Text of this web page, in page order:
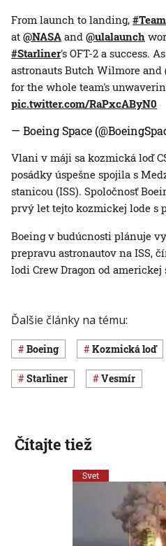
From launch to landing,
at @NASA and @ulalaunch
#Starliner's OFT-2 a success.
astronauts Butch Wilmore and
for the whole team's
pic.twitter.com/RaPxcAByN0
— Boeing Space
Vlani v máji sa kozmická loď
posádky úspešne spojila s
stanicou (ISS). Spoločnosť
prvý let tejto kozmickej lode s
Boeing v budúcnosti plánuje
prepravu astronautov na ISS,
lodi Crew Dragon od americkej
Ďalšie články na tému:
Boeing kozmická loď
Starliner vesmír
Čítajte tiež
Svet